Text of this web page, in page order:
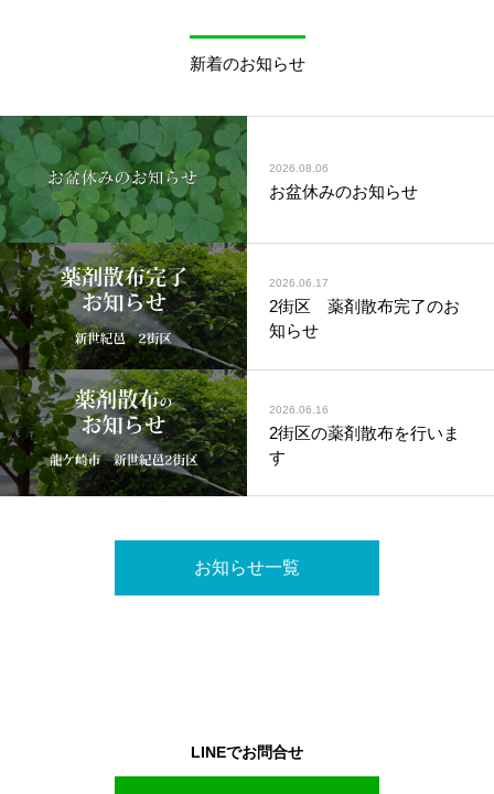
新着のお知らせ
2026.08.06
お盆休みのお知らせ
2026.06.17
2街区 薬剤散布完了のお
知らせ
2026.06.16
2街区の薬剤散布を行いま
す
お知らせ一覧
LINEでお問合せ